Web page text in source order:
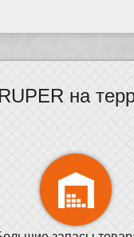
на